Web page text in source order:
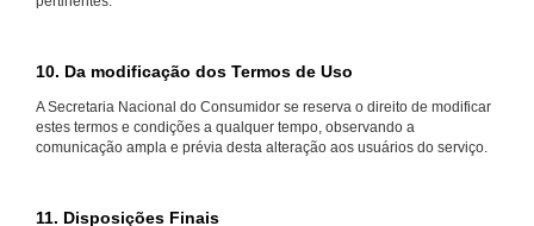
10. Da modificação dos Termos de Uso
A Secretaria Nacional do Consumidor se reserva o direito de modificar
estes termos e condições a qualquer tempo, observando a
comunicação ampla e prévia desta alteração aos usuários do serviço.
11. Disposições Finais